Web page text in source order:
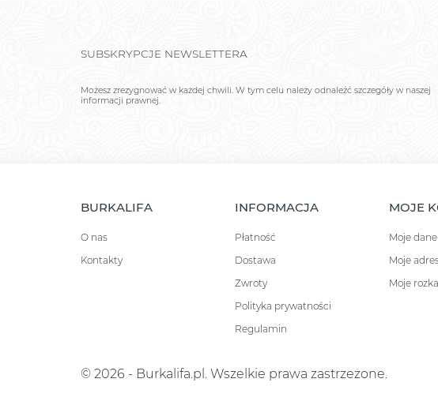
SUBSKRYPCJE NEWSLETTERA
Możesz zrezygnować w każdej chwili. W tym celu należy odnaleźć szczegóły w naszej
informacji prawnej.
BURKALIFA
O nas
Kontakty
INFORMACJA
Płatność
Dostawa
Zwroty
Polityka prywatności
Regulamin
MOJE
Moje dane
Moje
Moje
© 2026 - Burkalifa.pl. Wszelkie prawa zastrzeżone.